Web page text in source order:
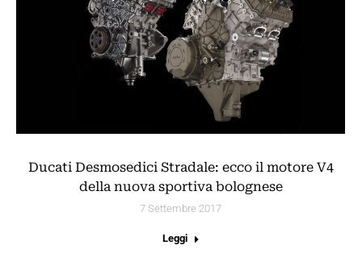
Ducati Desmosedici Stradale: ecco il motore V4
della nuova sportiva bolognese
7 Settembre 2017
Leggi